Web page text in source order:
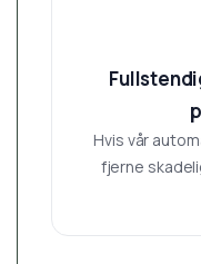
Hvis vår
fjerne